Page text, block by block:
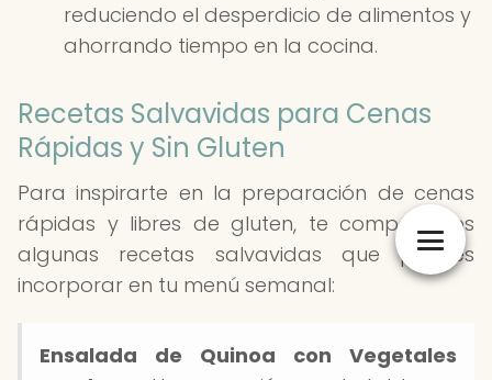
reduciendo el desperdicio de alimentos y
ahorrando tiempo en la cocina.
Recetas Salvavidas para Cenas
Rápidas y Sin Gluten
Para inspirarte en la preparación de cenas
rápidas y libres de gluten, te compartimos
algunas recetas salvavidas que puedes
incorporar en tu menú semanal:
Ensalada de Quinoa con Vegetales